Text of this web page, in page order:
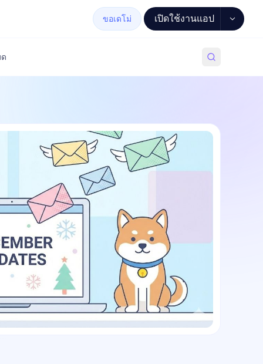
ขอเดโม่ เปิดใช้งานแอป